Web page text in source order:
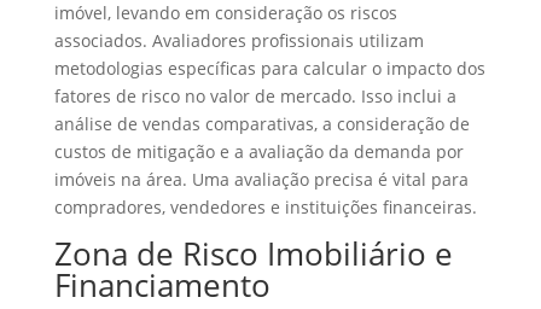
imóvel, levando em consideração os riscos
associados. Avaliadores profissionais utilizam
metodologias específicas para calcular o impacto dos
fatores de risco no valor de mercado. Isso inclui a
análise de vendas comparativas, a consideração de
custos de mitigação e a avaliação da demanda por
imóveis na área. Uma avaliação precisa é vital para
compradores, vendedores e instituições financeiras.
Zona de Risco Imobiliário e
Financiamento